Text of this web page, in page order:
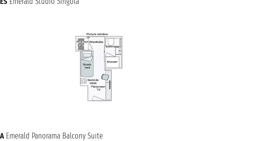
A Emerald Panorama Balcony Suite